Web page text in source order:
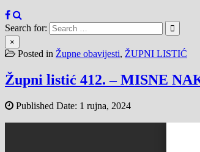
Search for:
×
Posted in Župne obavijesti, ŽUPNI LISTIĆ
Župni listić 412. – MISNE
Published Date: 1 rujna, 2024